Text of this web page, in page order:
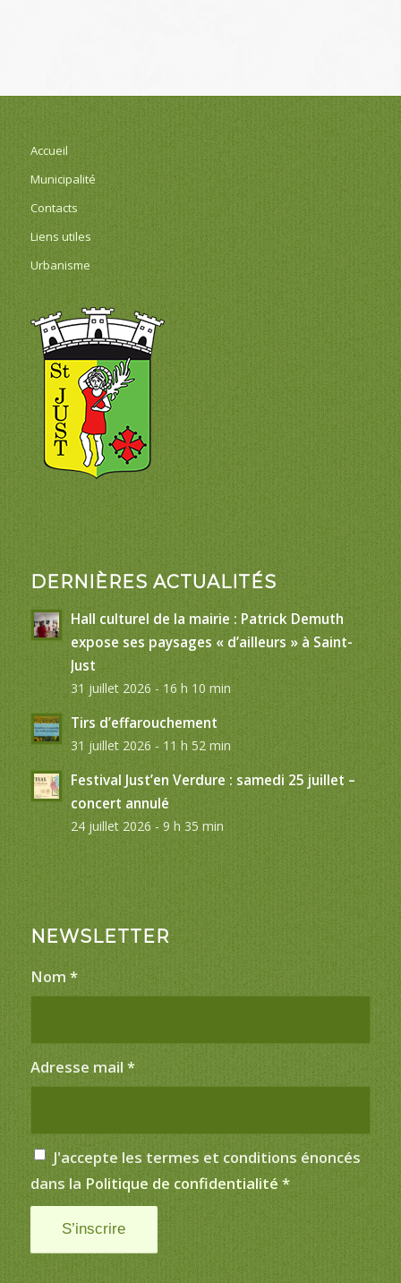
Accueil
Municipalité
Contacts
Liens utiles
Urbanisme
DERNIÈRES ACTUALITÉS
Hall culturel de la mairie : Patrick Demuth
expose ses paysages « d’ailleurs » à Saint-
Just
31 juillet 2026 - 16 h 10 min
Tirs d’effarouchement
31 juillet 2026 - 11 h 52 min
Festival Just’en Verdure : samedi 25 juillet –
concert annulé
24 juillet 2026 - 9 h 35 min
NEWSLETTER
Nom *
Adresse mail *
J'accepte les termes et conditions énoncés
dans la Politique de confidentialité *